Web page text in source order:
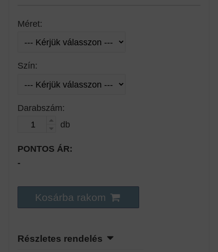
Méret:
Szín:
Darabszám:
db
PONTOS ÁR:
-
Kosárba rakom
Részletes rendelés